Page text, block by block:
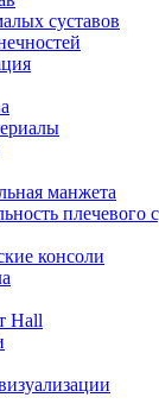
суставов
манжета
плечевого
консоли
Hall